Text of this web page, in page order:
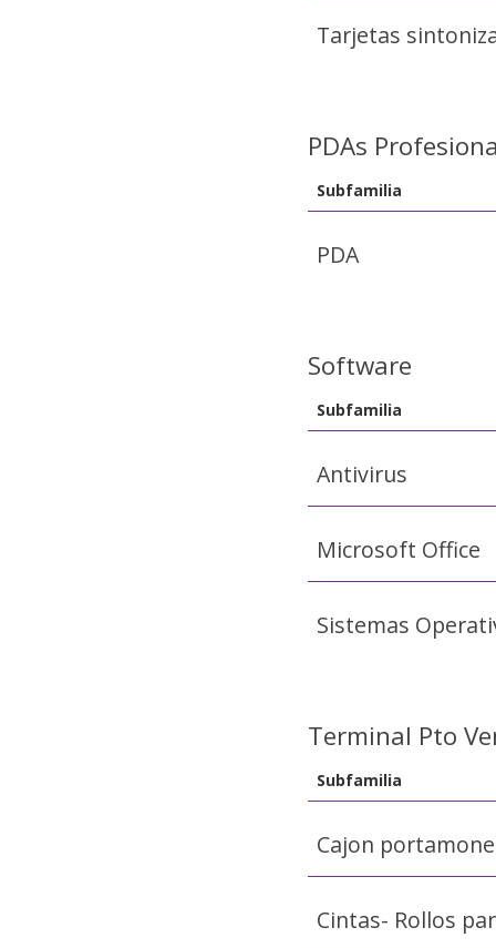
Tarjetas
PDAs
Subfamilia
PDA
Software
Subfamilia
Antivirus
Microsoft Office
Sistemas
Terminal Pto
Subfamilia
Cajon
Cintas- Rollos